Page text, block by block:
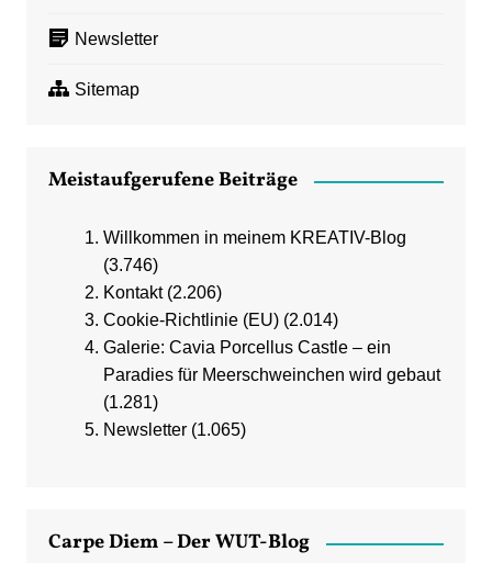
Newsletter
Sitemap
Meistaufgerufene Beiträge
Willkommen in meinem KREATIV-Blog
(3.746)
Kontakt (2.206)
Cookie-Richtlinie (EU) (2.014)
Galerie: Cavia Porcellus Castle – ein
Paradies für Meerschweinchen wird gebaut
(1.281)
Newsletter (1.065)
Carpe Diem – Der WUT-Blog